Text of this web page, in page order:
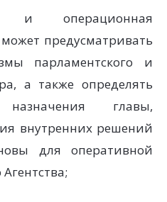
и операционная
предусматривать
парламентского и
а также определять
главы,
внутренних решений
для оперативной